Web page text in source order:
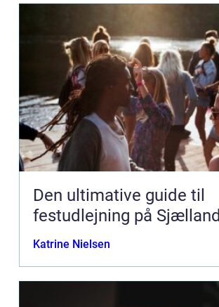
Den ultimative guide til
festudlejning på Sjælland
Katrine Nielsen